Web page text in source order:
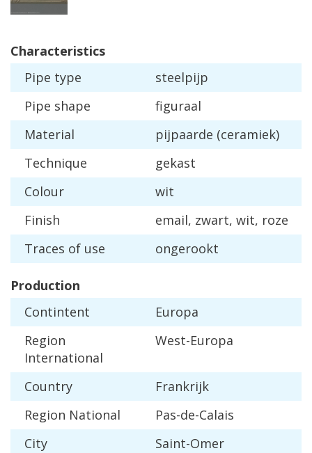
Characteristics
Pipe type
steelpijp
Pipe shape
figuraal
Material
pijpaarde (ceramiek)
Technique
gekast
Colour
wit
Finish
email, zwart, wit, roze
Traces of use ongerookt
Production
Contintent
Europa
Region
International
West-Europa
Country
Frankrijk
Region National Pas-de-Calais
City
Saint-Omer